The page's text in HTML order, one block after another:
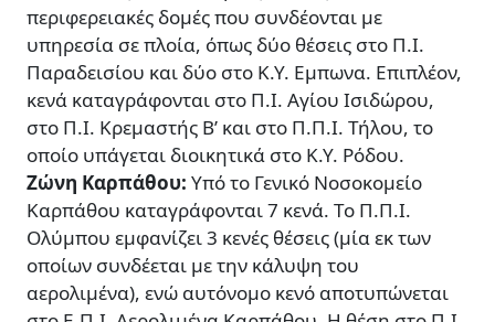
περιφερειακές δομές που συνδέονται με
υπηρεσία σε πλοία, όπως δύο θέσεις στο Π.Ι.
Παραδεισίου και δύο στο Κ.Υ. Εμπωνα. Επιπλέον,
κενά καταγράφονται στο Π.Ι. Αγίου Ισιδώρου,
στο Π.Ι. Κρεμαστής Β’ και στο Π.Π.Ι. Τήλου, το
οποίο υπάγεται διοικητικά στο Κ.Υ. Ρόδου.
Ζώνη Καρπάθου: Υπό το Γενικό Νοσοκομείο
Καρπάθου καταγράφονται 7 κενά. Το Π.Π.Ι.
Ολύμπου εμφανίζει 3 κενές θέσεις (μία εκ των
οποίων συνδέεται με την κάλυψη του
αερολιμένα), ενώ αυτόνομο κενό αποτυπώνεται